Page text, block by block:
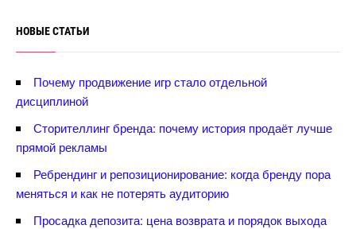
НОВЫЕ СТАТЬИ
Почему продвижение игр стало отдельной
дисциплиной
Сторителлинг бренда: почему история продаёт лучше
прямой рекламы
Ребрендинг и репозиционирование: когда бренду пора
меняться и как не потерять аудиторию
Просадка депозита: цена возврата и порядок выхода